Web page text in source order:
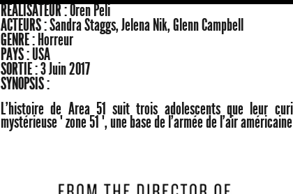
RÉALISATEUR :Oren Peli
ACTEURS :Sandra Staggs, Jelena Nik, Glenn Campbell
GENRE : Horreur
PAYS :USA
SORTIE :3 Juin 2017
SYNOPSIS :
L'histoire de Area 51 suit trois adolescents que leur
mystérieuse " zone 51 ", une base de l'armée de l'air